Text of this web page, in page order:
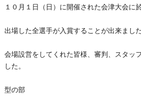
１０月１日（日）に開催された会津大会に
出場した全選手が入賞することが出来ました
会場設営をしてくれた皆様、審判、スタッ
した。
型の部